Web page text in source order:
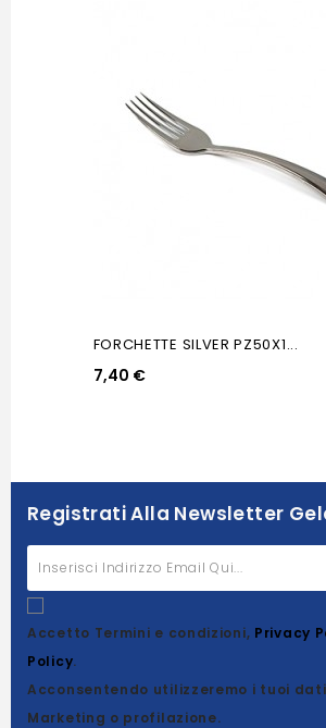
FORCHETTE SILVER PZ50X1...
7,40 €
Registrati Alla Newsletter
Accetto Termini e condizioni, Privacy
Policy.
Acconsentendo utilizzeremo i tuoi
Marketing o profilazione.